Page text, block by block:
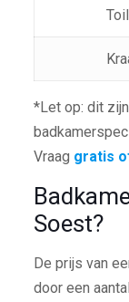
*Let op: dit
Vraag gratis
Soest?
De prijs van
door een